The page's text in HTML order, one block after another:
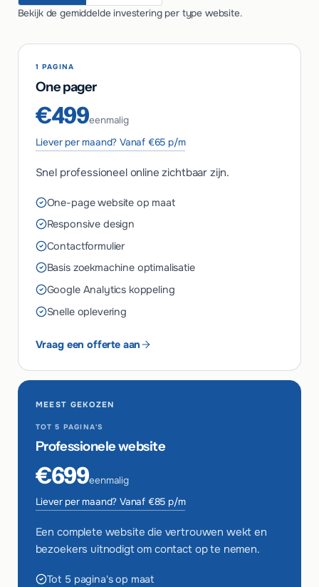
Bekijk de gemiddelde investering per type website.
1 PAGINA
One pager
€499eenmalig
Liever per maand? Vanaf €65 p/m
Snel professioneel online zichtbaar zijn.
One-page website op maat
Responsive design
Contactformulier
Basis zoekmachine optimalisatie
Google Analytics koppeling
Snelle oplevering
Vraag een offerte aan
MEEST GEKOZEN
TOT 5 PAGINA'S
Professionele website
€699eenmalig
Liever per maand? Vanaf €85 p/m
Een complete website die vertrouwen wekt en
bezoekers uitnodigt om contact op te nemen.
Tot 5 pagina's op maat